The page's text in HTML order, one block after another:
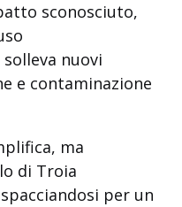
sconosciuto,
nuovi
e contaminazione
ma
di Troia
per un